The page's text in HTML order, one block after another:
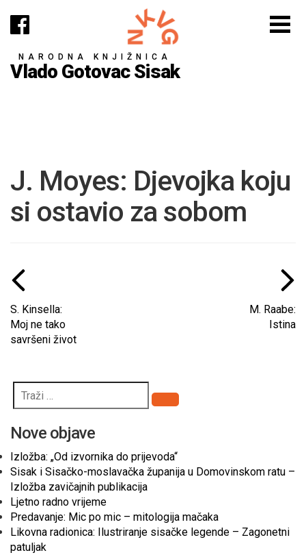
NARODNA KNJIŽNICA
Vlado Gotovac Sisak
J. Moyes: Djevojka koju
si ostavio za sobom
S. Kinsella:
Moj ne tako
savršeni život
M. Raabe:
Istina
Pretraži
Nove objave
Izložba: „Od izvornika do prijevoda“
Sisak i Sisačko-moslavačka županija u Domovinskom ratu –
Izložba zavičajnih publikacija
Ljetno radno vrijeme
Predavanje: Mic po mic – mitologija mačaka
Likovna radionica: Ilustriranje sisačke legende – Zagonetni
patuljak